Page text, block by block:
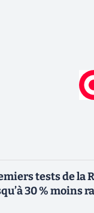
tests de la
30 % moins